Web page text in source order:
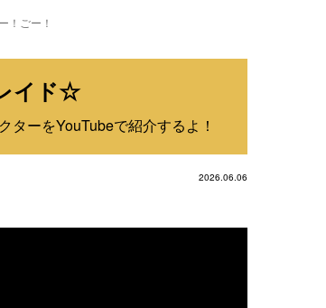
！ごー！
イド☆
ターをYouTubeで紹介するよ！
2026.06.06